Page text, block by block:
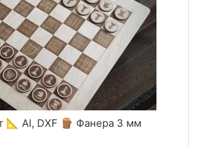
📐 AI, DXF 🪵 Фанера 3 мм